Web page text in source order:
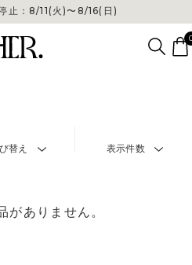
止：8/11(火)〜8/16(日)
替え 表示件数
がありません。